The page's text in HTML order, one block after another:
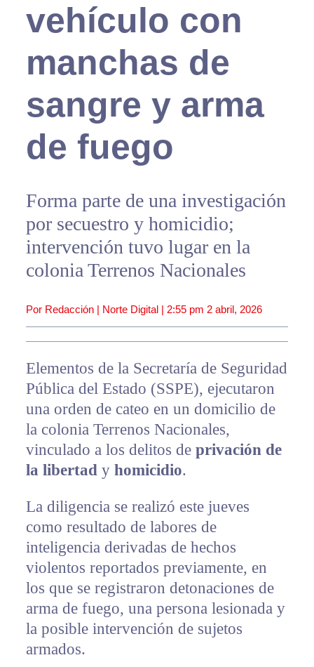
vehículo con
manchas de
sangre y arma
de fuego
Forma parte de una investigación
por secuestro y homicidio;
intervención tuvo lugar en la
colonia Terrenos Nacionales
Por Redacción | Norte Digital | 2:55 pm 2 abril, 2026
Elementos de la Secretaría de Seguridad
Pública del Estado (SSPE), ejecutaron
una orden de cateo en un domicilio de
la colonia Terrenos Nacionales,
vinculado a los delitos de privación de
la libertady homicidio.
La diligencia se realizó este jueves
como resultado de labores de
inteligencia derivadas de hechos
violentos reportados previamente, en
los que se registraron detonaciones de
arma de fuego, una persona lesionada y
la posible intervención de sujetos
armados.